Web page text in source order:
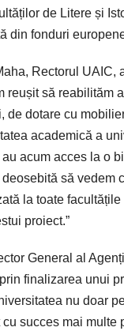
de Litere și
din fonduri
Rectorul
reușit să reabilităm
dotare cu
academică a
acum acces la o
să
la toate
proiect.”
General al
finalizarea unui
nu doar
succes mai multe